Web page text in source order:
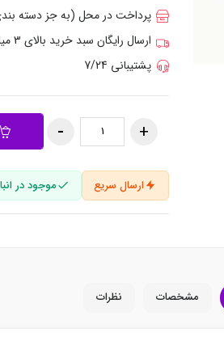
پرداخت در محل (به جز دسته
ارسال رایگان سبد خرید بالای 3 میلیون تومان
پشتیبانی 7/24
ارسال سریع موجود در
مشخصات نظرات